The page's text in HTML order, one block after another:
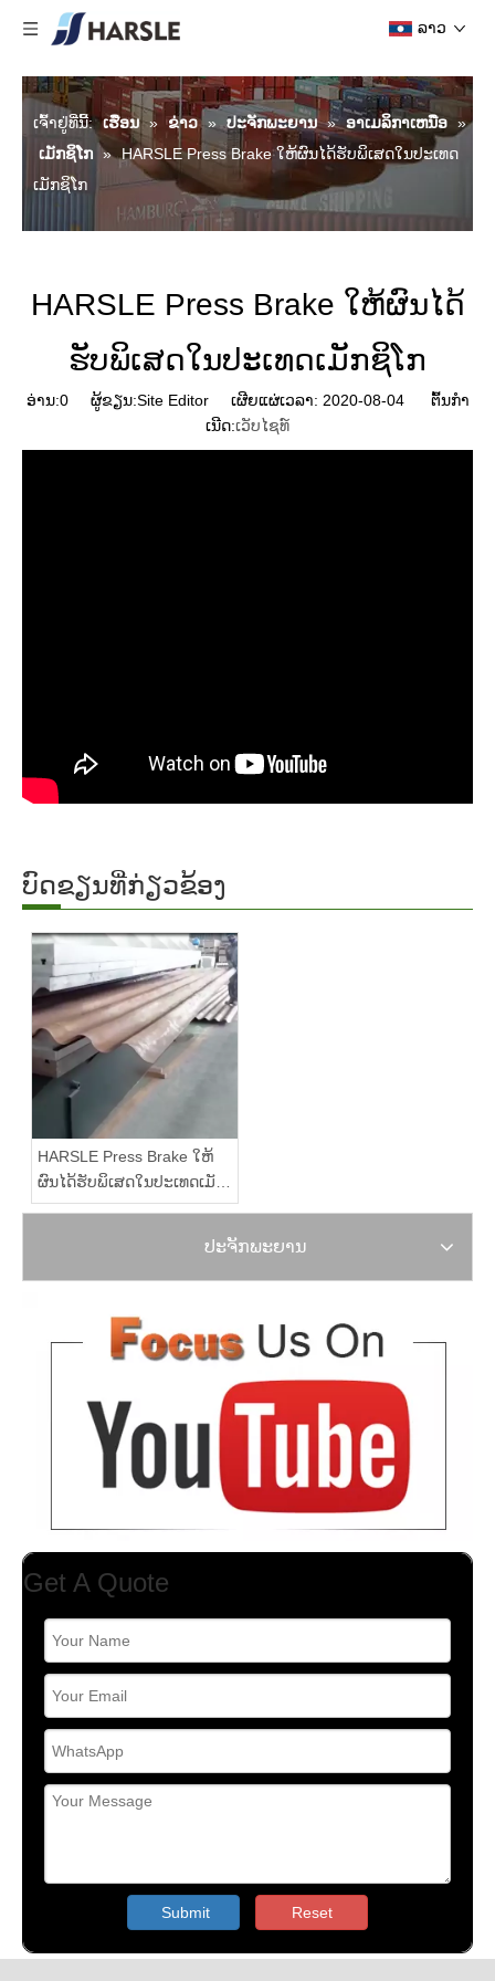
ລາວ
ເຈົ້າ​ຢູ່​ທີ່​ນີ້: ເຮືອນ » ຂ່າວ » ປະຈັກພະຍານ » ອາ​ເມລິ​ກາ​ເຫນືອ »
ເມັກຊິໂກ » HARSLE Press Brake ໃຫ້ຜົນໄດ້ຮັບພິເສດໃນປະເທດ
ເມັກຊິໂກ
HARSLE Press Brake ໃຫ້ຜົນໄດ້
ຮັບພິເສດໃນປະເທດເມັກຊິໂກ
ອ່ານ:0ຜູ້ຂຽນ:Site Editor ເຜີຍແຜ່ເວລາ: 2020-08-04 ຕົ້ນກໍາ
ເນີດ:ເວັບໄຊທ໌
ບົດຂຽນທີ່ກ່ຽວຂ້ອງ
HARSLE Press Brake ໃຫ້
ຜົນໄດ້ຮັບພິເສດໃນປະເທດເມັກ
ຊິໂກ
ປະຈັກພະຍານ
Get A Quote
Submit Reset